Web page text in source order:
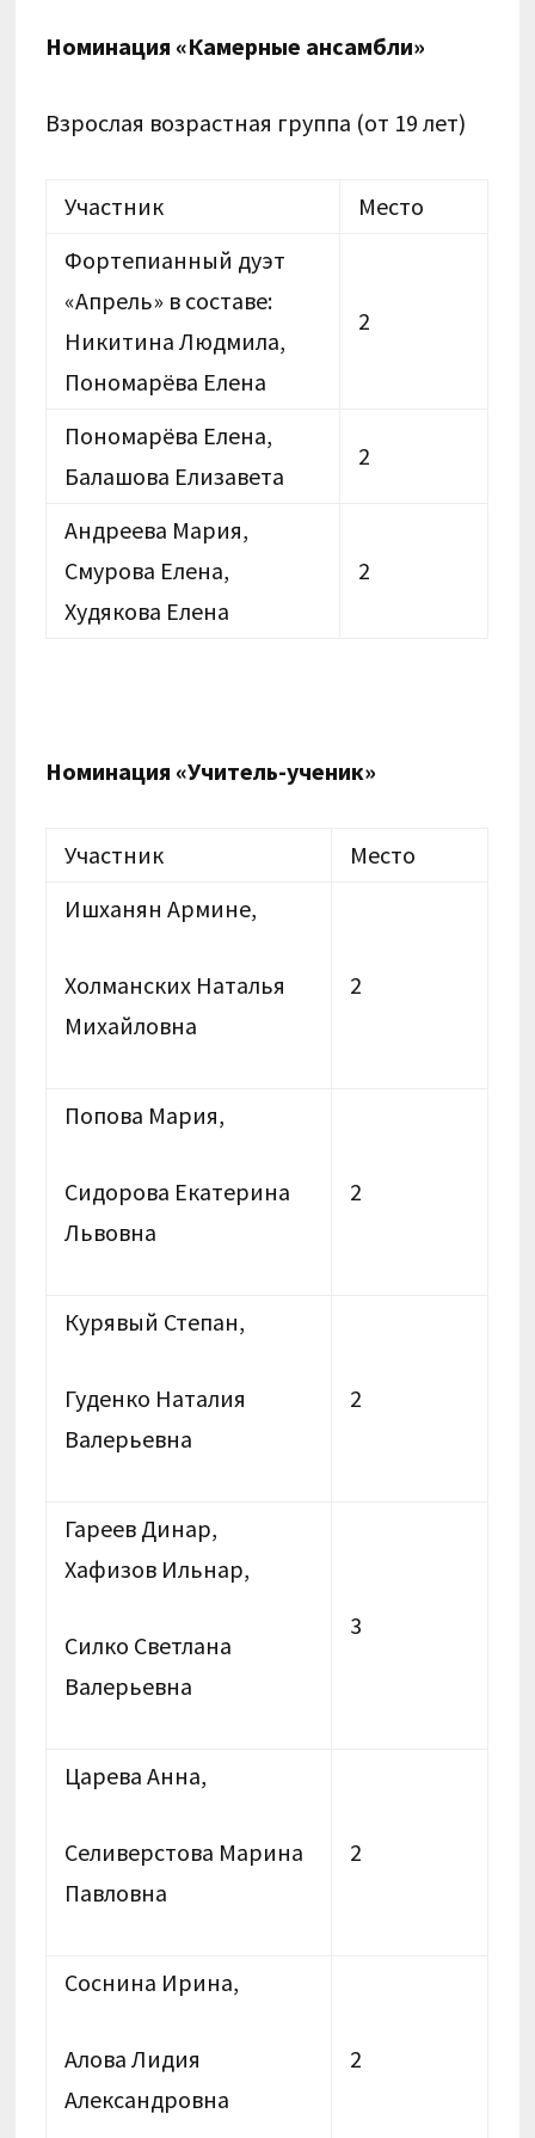
Номинация «Камерные ансамбли»
Взрослая возрастная группа (от 19 лет)
Участник
Место
Фортепианный дуэт
«Апрель» в составе:
Никитина Людмила,
Пономарёва Елена
2
Пономарёва Елена,
Балашова Елизавета
2
Андреева Мария,
Смурова Елена,
Худякова Елена
2
Номинация «Учитель-ученик»
Участник
Место
Ишханян Армине,
Холманских Наталья
Михайловна
2
Попова Мария,
Сидорова Екатерина
Львовна
2
Курявый Степан,
Гуденко Наталия
Валерьевна
2
Гареев Динар,
Хафизов Ильнар,
Силко Светлана
Валерьевна
3
Царева Анна,
Селиверстова Марина
Павловна
2
Соснина Ирина,
Алова Лидия
Александровна
2